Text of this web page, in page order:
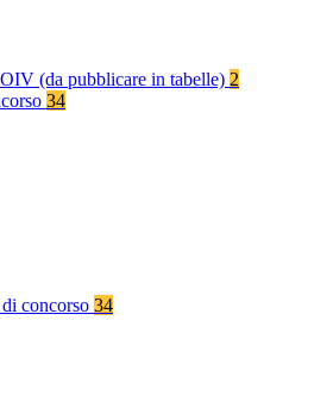
OIV (da pubblicare in tabelle) 2
34
concorso 34